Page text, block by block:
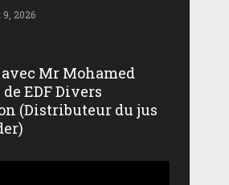
2026
Mr Mohamed
de EDF Divers
(Distributeur du jus